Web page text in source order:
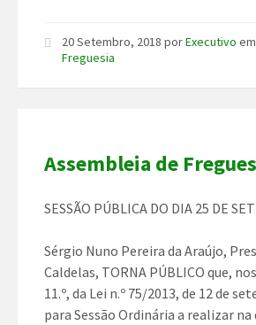
20 Setembro, 2018porExecutivo
Freguesia
Assembleia de
SESSÃO PÚBLICA DO DIA 25 DE
Sérgio Nuno Pereira da Araújo,
Caldelas, TORNA PÚBLICO que,
11.º, da Lei n.º 75/2013, de 12 de
para Sessão Ordinária a realizar